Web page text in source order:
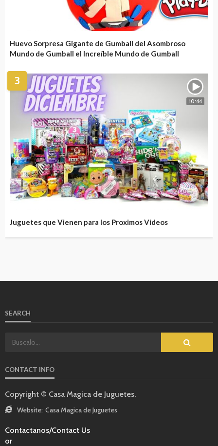
Huevo Sorpresa Gigante de Gumball del Asombroso
Mundo de Gumball el Increíble Mundo de Gumball
3
10:44
Juguetes que Vienen para los Proximos Videos
SEARCH
CONTACT INFO
Copyright © Casa Magica de Juguetes.
Website: Casa Magica de Juguetes
Contactanos/Contact Us
or